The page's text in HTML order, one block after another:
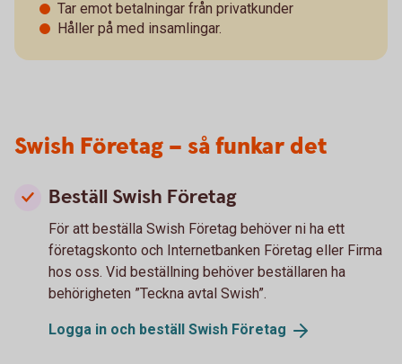
Tar emot betalningar från privatkunder
Håller på med insamlingar.
Swish Företag – så funkar det
Beställ Swish Företag
För att beställa Swish Företag behöver ni ha ett
företagskonto och Internetbanken Företag eller Firma
hos oss. Vid beställning behöver beställaren ha
behörigheten ”Teckna avtal Swish”.
Logga in och beställ Swish Företag